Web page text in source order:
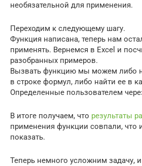
необязательной для применения.
Переходим к следующему шагу.
Функция написана, теперь нам
применять. Вернемся в Excel и
разобранных примеров.
Вызвать функцию мы можем либо
в строке формул, либо найти ее в
Определенные пользователем
В итоге получаем, что результаты
применения функции совпали, что
показать.
Теперь немного усложним задачу,